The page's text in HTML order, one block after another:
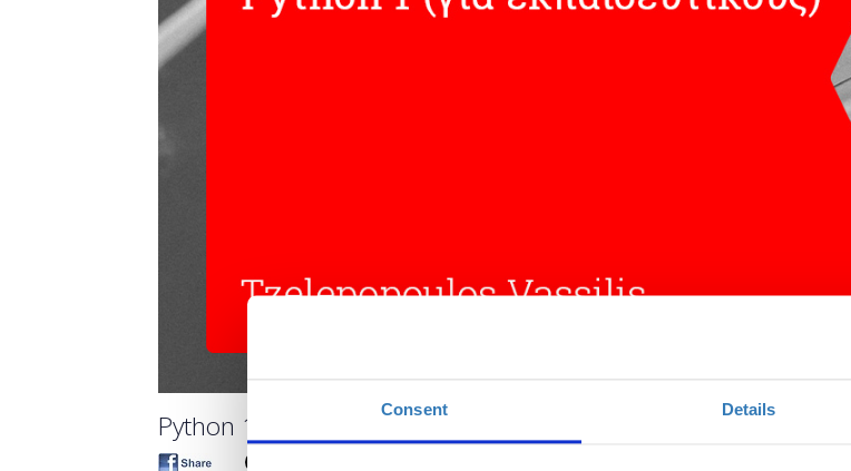
Consent Details
Python 1 (για εκπαιδευτικούς) (Athens)